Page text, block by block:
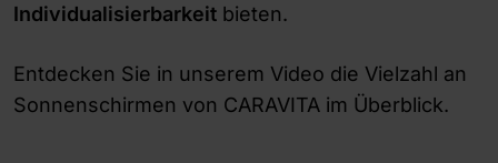
Individualisierbarkeit bieten.
Entdecken Sie in unserem Video die Vielzahl an
Sonnenschirmen von CARAVITA im Überblick.